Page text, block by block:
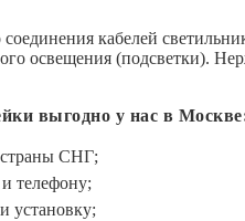
кабелей
освещения (подсветки).
выгодно у нас в
страны СНГ;
телефону;
установку;